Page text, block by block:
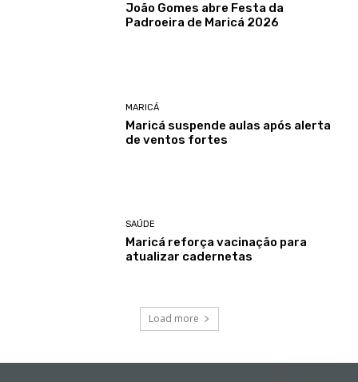
João Gomes abre Festa da
Padroeira de Maricá 2026
MARICÁ
Maricá suspende aulas após alerta
de ventos fortes
SAÚDE
Maricá reforça vacinação para
atualizar cadernetas
Load more